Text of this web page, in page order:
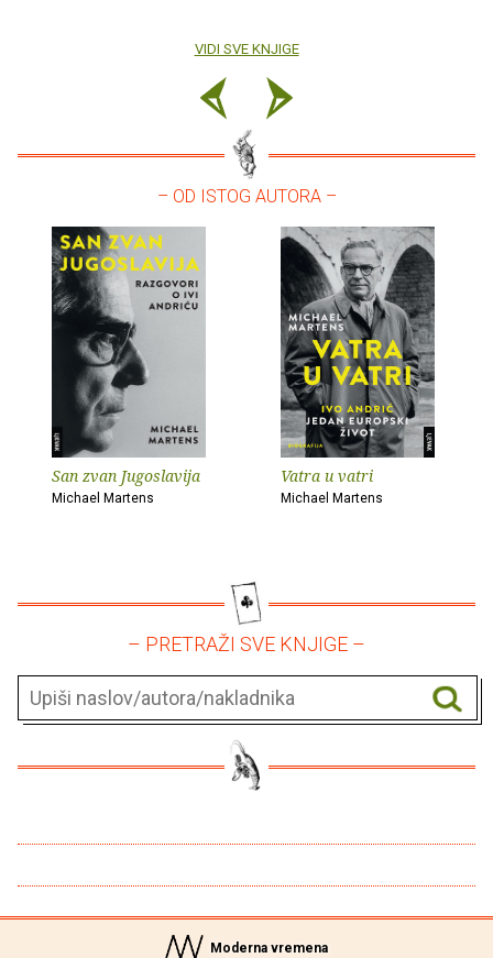
VIDI SVE KNJIGE
– OD ISTOG AUTORA –
San zvan Jugoslavija
Michael Martens
Vatra u vatri
Michael Martens
– PRETRAŽI SVE KNJIGE –
Moderna vremena